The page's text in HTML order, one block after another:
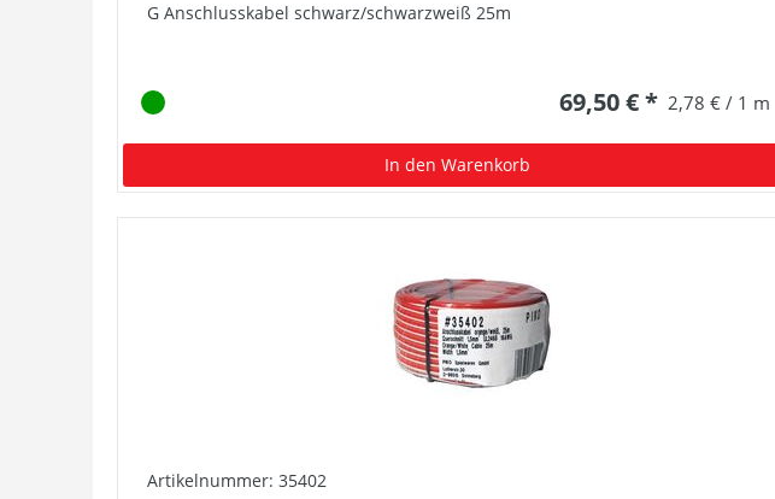
G Anschlusskabel schwarz/schwarzweiß 25m
69,50 € * 2,78 € / 1 m
In den Warenkorb
Artikelnummer: 35402